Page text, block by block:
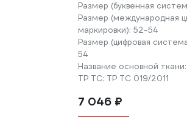
Размер (буквенная
Размер (международная
маркировки): 52-54
Размер (цифровая
54
Название основной ткани:
ТР ТС: ТР ТС 019/2011
7 046 ₽